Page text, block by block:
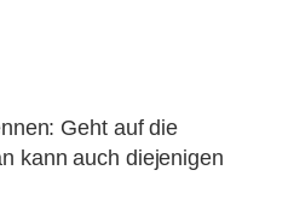
Geht auf die
kann auch diejenigen